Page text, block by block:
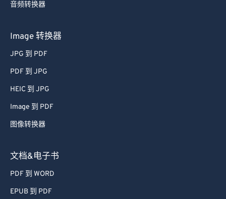
音频转换器
Image 转换器
JPG 到 PDF
PDF 到 JPG
HEIC 到 JPG
Image 到 PDF
图像转换器
文档&电子书
PDF 到 WORD
EPUB 到 PDF